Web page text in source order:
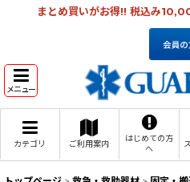
まとめ買いがお得!! 税込み
メニュー
カテゴリ ご利用案内
はじめての方
へ